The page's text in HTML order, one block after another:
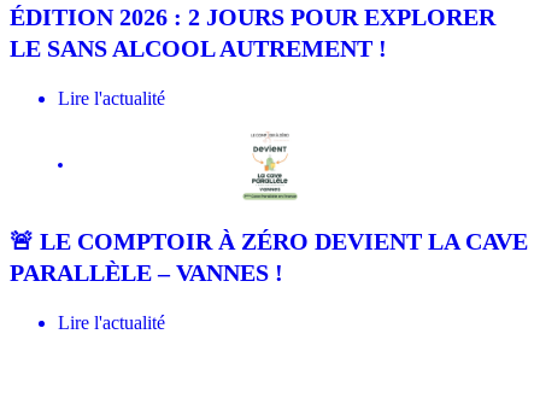
ÉDITION 2026 : 2 JOURS POUR EXPLORER
LE SANS ALCOOL AUTREMENT !
Lire l'actualité
🚨 LE COMPTOIR À ZÉRO DEVIENT LA CAVE
PARALLÈLE – VANNES !
Lire l'actualité